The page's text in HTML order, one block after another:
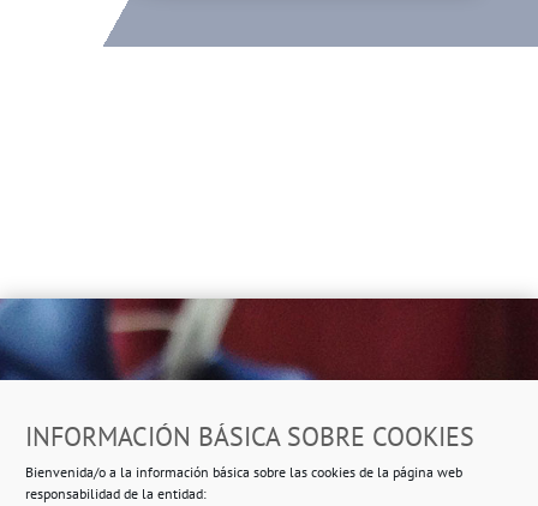
INFORMACIÓN BÁSICA SOBRE COOKIES
Bienvenida/o a la información básica sobre las cookies de la página web
responsabilidad de la entidad:
Ropero Solidario de Usera
Beasáin 25-33posterior, local 3 – 28041 Madrid